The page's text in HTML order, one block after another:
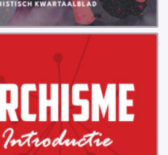
INTRODUCTIE
EN OTTO WORKFORCE